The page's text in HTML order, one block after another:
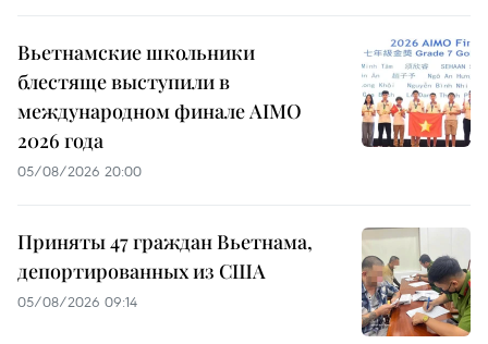
Вьетнамские школьники
блестяще выступили в
международном финале AIMO
2026 года
05/08/2026 20:00
Приняты 47 граждан Вьетнама,
депортированных из США
05/08/2026 09:14